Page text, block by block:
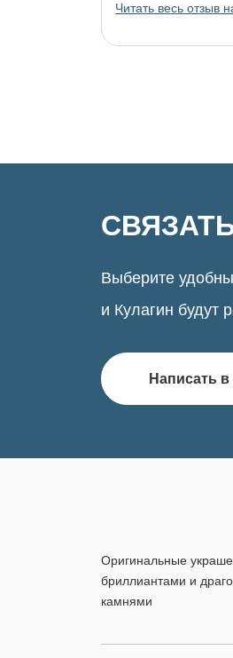
украшениями!
Читать весь отзыв
Выберите
и Кулагин будут
Написать в
Оригинальные
бриллиантами и
камнями